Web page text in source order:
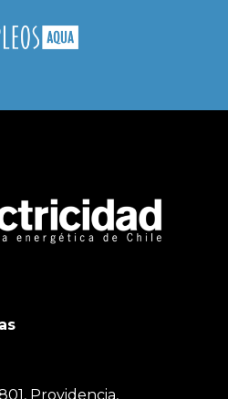
Providencia,